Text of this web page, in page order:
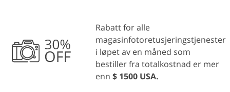
Rabatt for alle
magasinfotoretusjeringstjenester
i løpet av en måned som
bestiller fra totalkostnad er mer
enn $ 1500 USA.